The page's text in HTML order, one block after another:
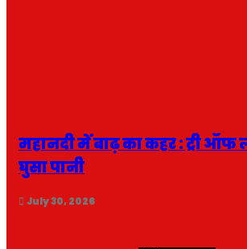
महानदी में बाढ़ का कहर : ट्री ऑफ
घुसा पानी
July 30, 2026